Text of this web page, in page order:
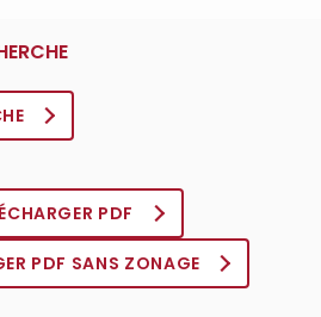
PDF
PDF SANS ZONAGE